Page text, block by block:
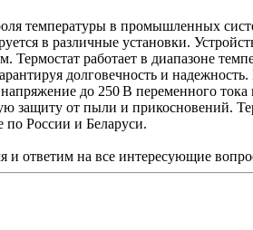
температуры в промышленных
в различные установки.
работает в диапазоне
долговечность и
до 250 В переменного
от пыли и прикосновений.
по России и Беларуси.
и ответим на все интересующие